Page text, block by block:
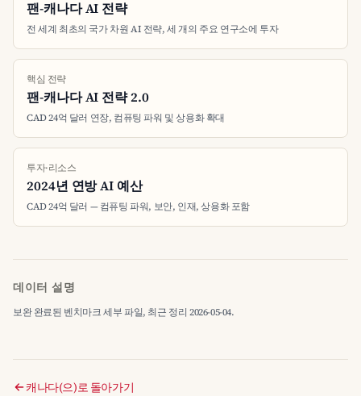
팬-캐나다 AI 전략
전 세계 최초의 국가 차원 AI 전략, 세 개의 주요 연구소에 투자
핵심 전략
팬-캐나다 AI 전략 2.0
CAD 24억 달러 연장, 컴퓨팅 파워 및 상용화 확대
투자·리소스
2024년 연방 AI 예산
CAD 24억 달러 — 컴퓨팅 파워, 보안, 인재, 상용화 포함
데이터 설명
보완 완료된 벤치마크 세부 파일, 최근 정리 2026-05-04.
캐나다(으)로 돌아가기